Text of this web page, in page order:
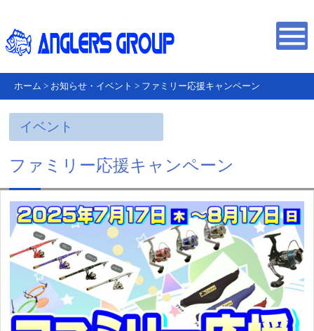
ホーム > お知らせ・イベント > ファミリー応援キャンペーン
イベント
ファミリー応援キャンペーン